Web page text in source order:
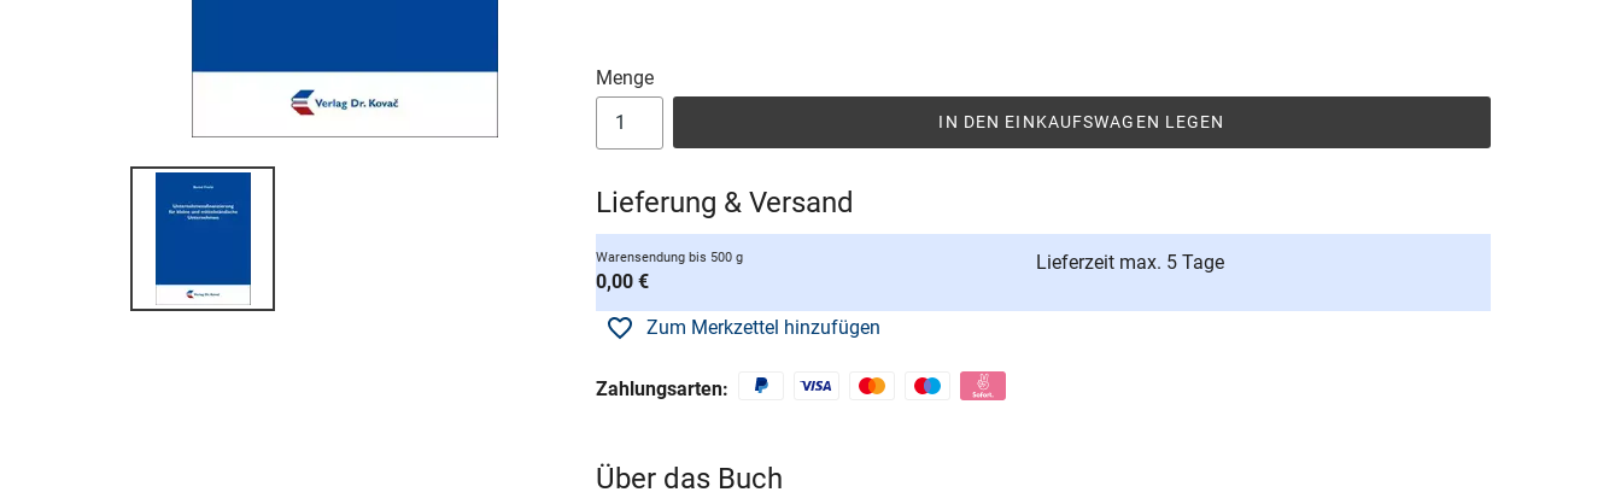
Menge
IN DEN EINKAUFSWAGEN LEGEN
Lieferung & Versand
Warensendung bis 500 g
0,00 €
Lieferzeit max. 5 Tage
Zum Merkzettel hinzufügen
Zahlungsarten:
Über das Buch